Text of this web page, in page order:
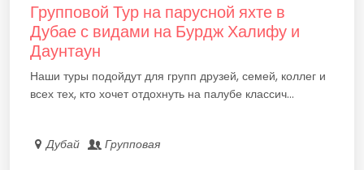
Групповой Тур на парусной яхте в
Дубае с видами на Бурдж Халифу и
Даунтаун
Наши туры подойдут для групп друзей, семей, коллег и
всех тех, кто хочет отдохнуть на палубе классич...
Дубай Групповая